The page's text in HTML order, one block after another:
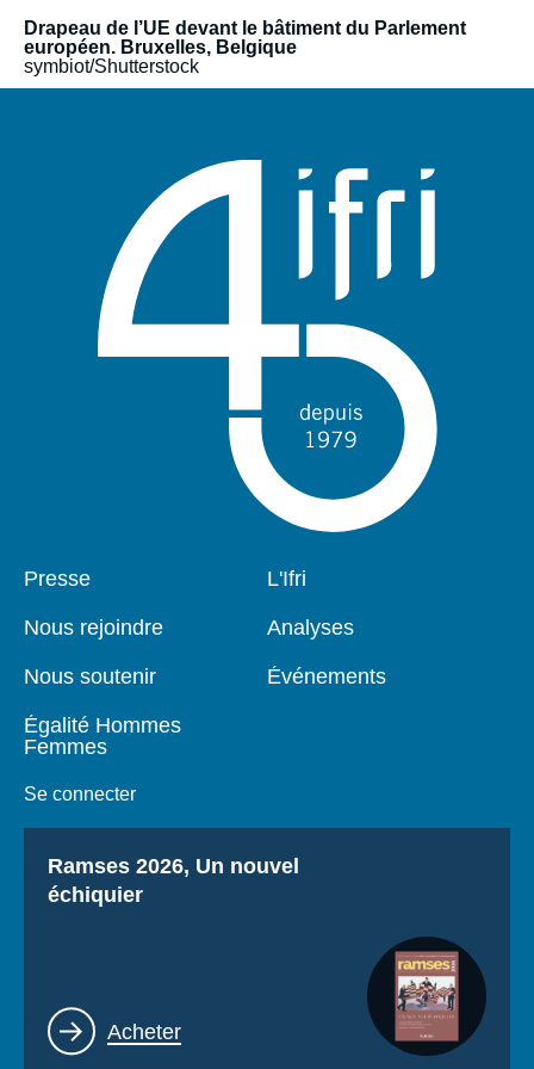
thèmes relatifs au multilatéralisme, tel que le commerce
international, la santé, les droits de l’homme et la migration, la
encore le groupe Daniel Vernet (anciennement Groupe de
réflexion franco-allemand) qui avait été fondé en 2014 à
l’initiative de la Fondation Genshagen.
Drapeau de l’UE devant le bâtiment du Parlement
européen. Bruxelles, Belgique
symbiot/Shutterstock
Pied
Presse
Nous rejoindre
Nous soutenir
Égalité Hommes
Femmes
Se connecter
Navigation
L'Ifri
Analyses
Événements
Titre
Ramses 2026, Un nouvel
échiquier
Lien
Acheter